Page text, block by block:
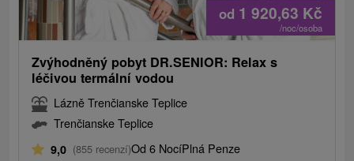
od 1 920,63 Kč
/noc/osoba
Zvýhodněný pobyt DR.SENIOR: Relax s
léčivou termální vodou
Lázně Trenčianske Teplice
Trenčianske Teplice
9,0 (855 recenzí)Od 6 NocíPlná Penze